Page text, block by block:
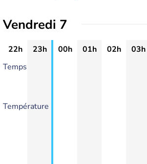
Vendredi 7
22h 23h 00h 01h 02h 03h
Temps
Température